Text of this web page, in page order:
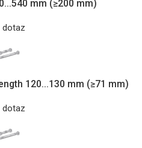
mm (≥200 mm)
dotaz
120...130 mm (≥71 mm)
dotaz